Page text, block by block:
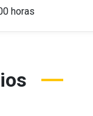
horas